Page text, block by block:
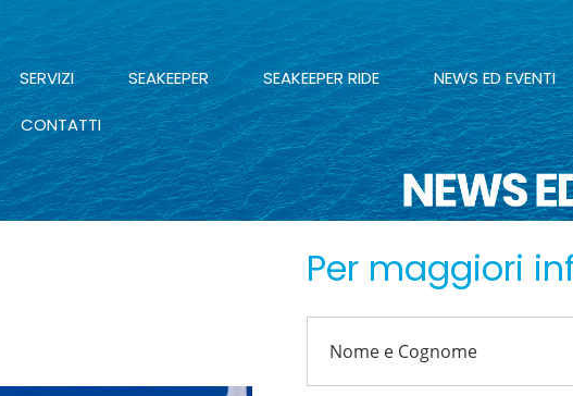
SERVIZI SEAKEEPER SEAKEEPER RIDE NEWS ED EVENTI
CONTATTI
Per maggiori